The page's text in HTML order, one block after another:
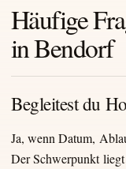
Häufige
in Bendorf
Begleitest du
Ja, wenn Datum,
Der Schwerpunkt